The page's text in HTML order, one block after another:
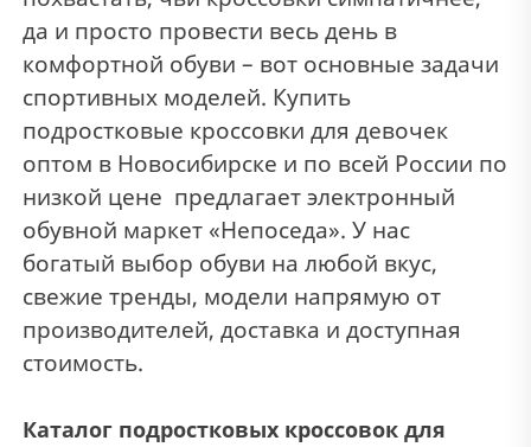
да и просто провести весь день в
комфортной обуви – вот основные задачи
спортивных моделей. Купить
подростковые кроссовки для девочек
оптом в Новосибирске и по всей России по
низкой цене предлагает электронный
обувной маркет «Непоседа». У нас
богатый выбор обуви на любой вкус,
свежие тренды, модели напрямую от
производителей, доставка и доступная
стоимость.
Каталог подростковых кроссовок для